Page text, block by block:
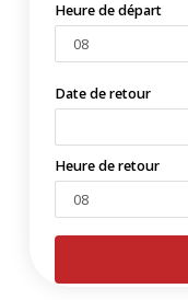
Heure de départ
Date de retour
Heure de retour